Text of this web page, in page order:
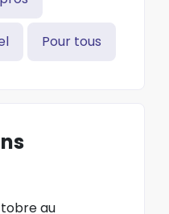
Pour tous
au